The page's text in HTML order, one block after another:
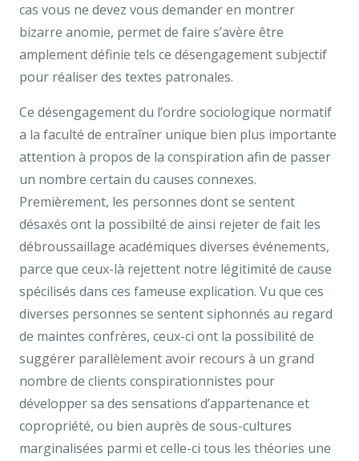
cas vous ne devez vous demander en montrer
bizarre anomie, permet de faire s’avère être
amplement définie tels ce désengagement subjectif
pour réaliser des textes patronales.
Ce désengagement du l’ordre sociologique normatif
a la faculté de entraîner unique bien plus importante
attention à propos de la conspiration afin de passer
un nombre certain du causes connexes.
Premièrement, les personnes dont se sentent
désaxés ont la possibilté de ainsi rejeter de fait les
débroussaillage académiques diverses événements,
parce que ceux-là rejettent notre légitimité de cause
spécilisés dans ces fameuse explication. Vu que ces
diverses personnes se sentent siphonnés au regard
de maintes confrères, ceux-ci ont la possibilité de
suggérer parallèlement avoir recours à un grand
nombre de clients conspirationnistes pour
développer sa des sensations d’appartenance et
copropriété, ou bien auprès de sous-cultures
marginalisées parmi et celle-ci tous les théories une